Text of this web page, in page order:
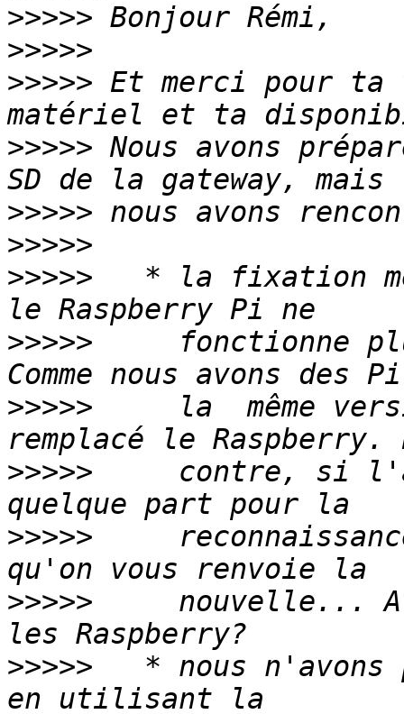
>>>>>
>>>>>
>>>>> Et merci pour ta
>>>>> Nous avons
>>>>>
>>>>>
>>>>> * la fixation
>>>>> fonctionne
>>>>> la  même
>>>>> contre, si
>>>>>
>>>>> nouvelle...
>>>>> * nous n'avons